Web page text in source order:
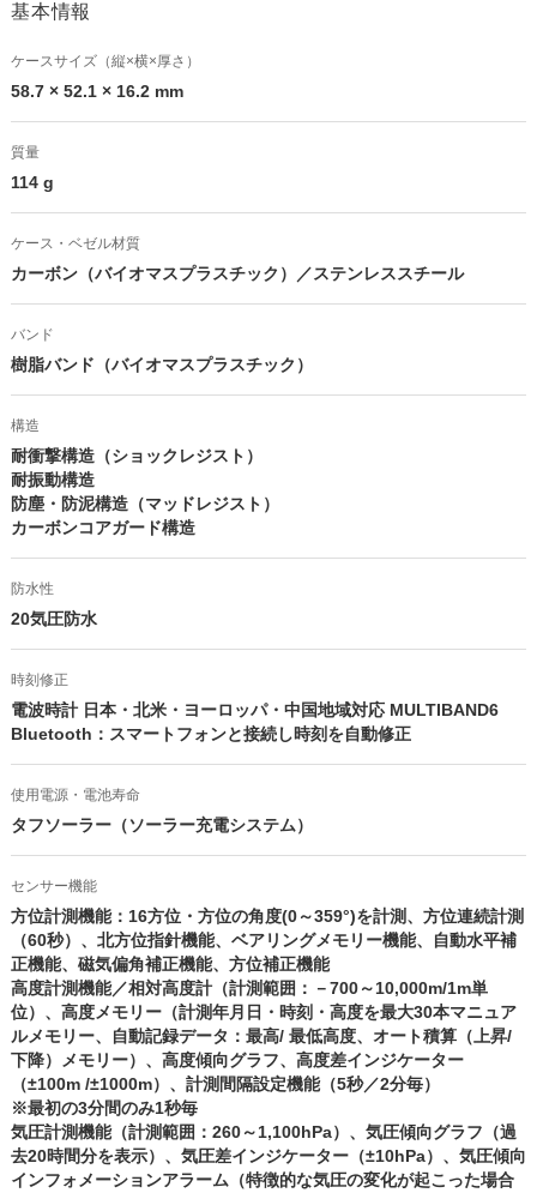
基本情報
ケースサイズ（縦×横×厚さ）
58.7 × 52.1 × 16.2 mm
質量
114 g
ケース・ベゼル材質
カーボン（バイオマスプラスチック）／ステンレススチール
バンド
樹脂バンド（バイオマスプラスチック）
構造
耐衝撃構造（ショックレジスト）
耐振動構造
防塵・防泥構造（マッドレジスト）
カーボンコアガード構造
防水性
20気圧防水
時刻修正
電波時計 日本・北米・ヨーロッパ・中国地域対応 MULTIBAND6
Bluetooth：スマートフォンと接続し時刻を自動修正
使用電源・電池寿命
タフソーラー（ソーラー充電システム）
センサー機能
方位計測機能：16方位・方位の角度(0～359°)を計測、方位連続計測
（60秒）、北方位指針機能、ベアリングメモリー機能、自動水平補
正機能、磁気偏角補正機能、方位補正機能
高度計測機能／相対高度計（計測範囲：－700～10,000m/1m単
位）、高度メモリー（計測年月日・時刻・高度を最大30本マニュア
ルメモリー、自動記録データ：最高/ 最低高度、オート積算（上昇/
下降）メモリー）、高度傾向グラフ、高度差インジケーター
（±100m /±1000m）、計測間隔設定機能（5秒／2分毎）
※最初の3分間のみ1秒毎
気圧計測機能（計測範囲：260～1,100hPa）、気圧傾向グラフ（過
去20時間分を表示）、気圧差インジケーター（±10hPa）、気圧傾向
インフォメーションアラーム（特徴的な気圧の変化が起こった場合